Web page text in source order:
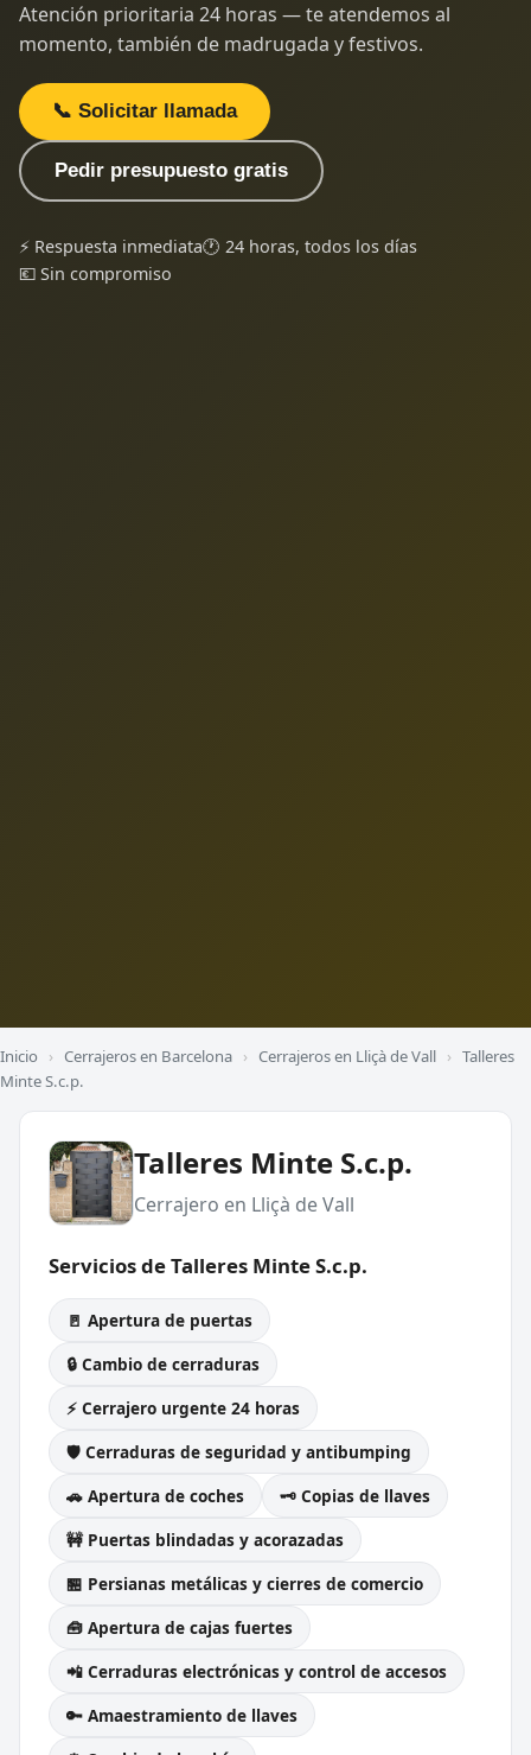
Atención prioritaria 24 horas — te atendemos al
momento, también de madrugada y festivos.
📞 Solicitar llamada
Pedir presupuesto gratis
⚡ Respuesta inmediata🕐 24 horas, todos los días
💶 Sin compromiso
Inicio › Cerrajeros en Barcelona › Cerrajeros en Lliçà de Vall › Talleres
Minte S.c.p.
Talleres Minte S.c.p.
Cerrajero en Lliçà de Vall
Servicios de Talleres Minte S.c.p.
🚪 Apertura de puertas
🔒 Cambio de cerraduras
⚡ Cerrajero urgente 24 horas
🛡️ Cerraduras de seguridad y antibumping
🚗 Apertura de coches
🗝️ Copias de llaves
🚧 Puertas blindadas y acorazadas
🏪 Persianas metálicas y cierres de comercio
🧰 Apertura de cajas fuertes
📲 Cerraduras electrónicas y control de accesos
🔑 Amaestramiento de llaves